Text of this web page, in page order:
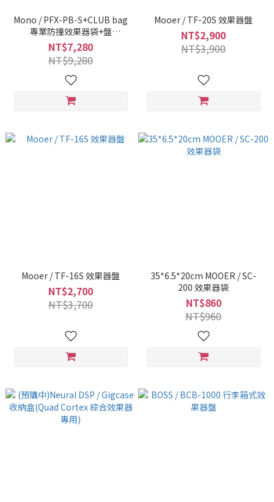
Mono / PFX-PB-S+CLUB bag
專業防撞效果器袋+盤
(45.7x31x9.4 cm)
NT$7,280
NT$9,280
Mooer / TF-20S 效果器盤
NT$2,900
NT$3,900
Mooer / TF-16S 效果器盤
NT$2,700
NT$3,700
35*6.5*20cm MOOER / SC-
200 效果器袋
NT$860
NT$960